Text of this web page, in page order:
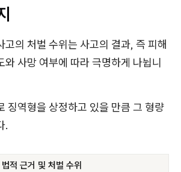
고의 처벌 수위는 사고의 결과, 즉 피해
와 사망 여부에 따라 극명하게 나뉩니
징역형을 상정하고 있을 만큼 그 형량
.
법적 근거 및 처벌 수위